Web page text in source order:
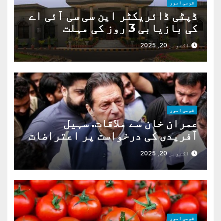
قومی امور
ڈپٹی ڈائریکٹر این سی سی آئی اے
کی بازیابی 3 روز کی مہلت
اکتوبر 20, 2025
قومی امور
عمران خان سے ملاقات. سہیل
آفریدی کی درخواست پر اعتراضات
دوراکتوبر 20, 2025
قومی امور